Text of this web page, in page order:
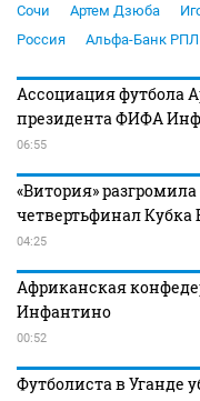
Сочи Артем Дзюба
Россия
Альфа-Банк РПЛ
Ассоциация футбола
президента ФИФА
06:55
«Витория»
четвертьфинал Кубка
04:25
Африканская
Инфантино
00:52
Футболиста в Уганде